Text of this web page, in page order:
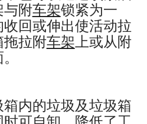
附车架锁紧为一
回或伸出使活动拉
拉附车架上或从附
内的垃圾及垃圾箱